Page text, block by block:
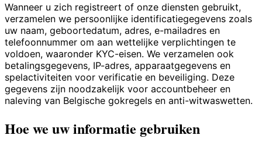
Wanneer u zich registreert of onze diensten gebruikt,
verzamelen we persoonlijke identificatiegegevens zoals
uw naam, geboortedatum, adres, e-mailadres en
telefoonnummer om aan wettelijke verplichtingen te
voldoen, waaronder KYC-eisen. We verzamelen ook
betalingsgegevens, IP-adres, apparaatgegevens en
spelactiviteiten voor verificatie en beveiliging. Deze
gegevens zijn noodzakelijk voor accountbeheer en
naleving van Belgische gokregels en anti-witwaswetten.
Hoe we uw informatie gebruiken